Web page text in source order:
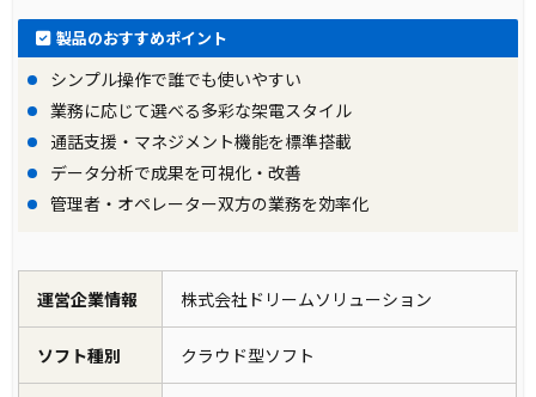
製品のおすすめポイント
シンプル操作で誰でも使いやすい
業務に応じて選べる多彩な架電スタイル
通話支援・マネジメント機能を標準搭載
データ分析で成果を可視化・改善
管理者・オペレーター双方の業務を効率化
運営企業情報 株式会社ドリームソリューション
ソフト種別 クラウド型ソフト